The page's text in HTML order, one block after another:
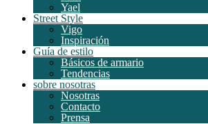
Yael
Street Style
Vigo
Inspiración
Guía de estilo
Básicos de armario
Tendencias
sobre nosotras
Nosotras
Contacto
Prensa